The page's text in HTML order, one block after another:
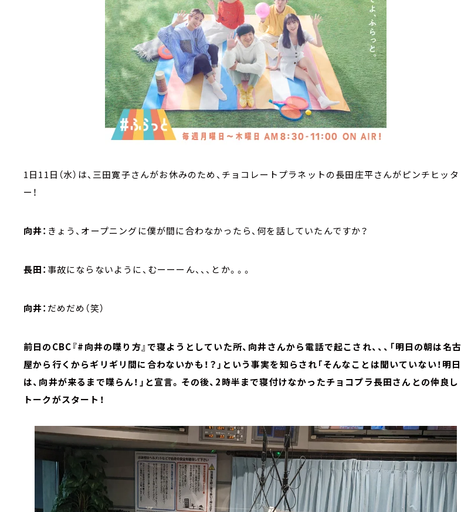
1日11日（水）は、三田寛子さんがお休みのため、チョコレートプラネットの長田庄平さんがピンチヒッタ
ー！
向井： きょう、オープニングに僕が間に合わなかったら、何を話していたんですか？
長田：事故にならないように、むーーーん、、、とか。。。
向井： だめだめ（笑）
前日のCBC『#向井の喋り方』で寝ようとしていた所、向井さんから電話で起こされ、、、「明日の朝は名古
屋から行くからギリギリ間に合わないかも！？」という事実を知らされ「そんなことは聞いていない！明日
は、向井が来るまで喋らん！」と宣言。その後、2時半まで寝付けなかったチョコプラ長田さんとの仲良し
トークがスタート！